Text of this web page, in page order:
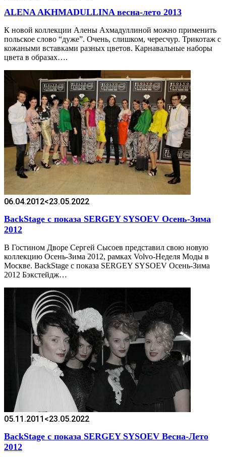
ALENA AKHMADULLINA весна-лето 2013
К новой коллекции Алены Ахмадуллиной можно применить
польское слово “дуже”. Очень, слишком, чересчур. Трикотаж с
кожаными вставками разных цветов. Карнавальные наборы
цвета в образах….
06.04.2012<23.05.2022
BackStage с показа SERGEY SYSOEV Осень-Зима
2012
В Гостином Дворе Сергей Сысоев представил свою новую
коллекцию Осень-Зима 2012, рамках Volvo-Неделя Моды в
Москве. BackStage с показа SERGEY SYSOEV Осень-Зима
2012 Бэкстейдж…
05.11.2011 <23.05.2022
BackStage с показа SERGEY SYSOEV Весна-Лето
2012